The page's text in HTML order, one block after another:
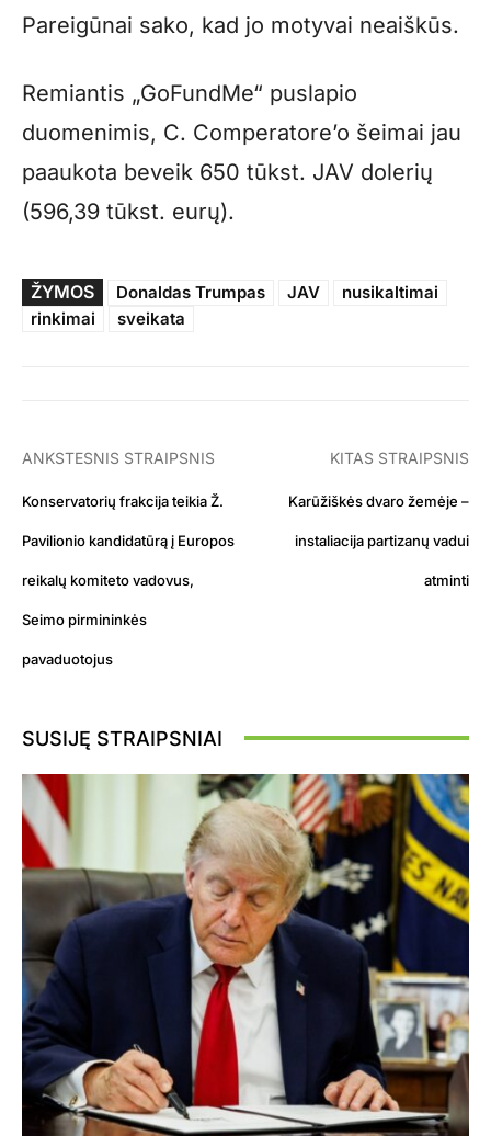
Pareigūnai sako, kad jo motyvai neaiškūs.
Remiantis „GoFundMe“ puslapio
duomenimis, C. Comperatore’o šeimai jau
paaukota beveik 650 tūkst. JAV dolerių
(596,39 tūkst. eurų).
ŽYMOS Donaldas Trumpas JAV
nusikaltimai
rinkimai
sveikata
ANKSTESNIS STRAIPSNIS
Konservatorių frakcija teikia Ž.
Pavilionio kandidatūrą į Europos
reikalų komiteto vadovus,
Seimo pirmininkės
pavaduotojus
KITAS STRAIPSNIS
Karūžiškės dvaro žemėje –
instaliacija partizanų vadui
atminti
SUSIJĘ STRAIPSNIAI